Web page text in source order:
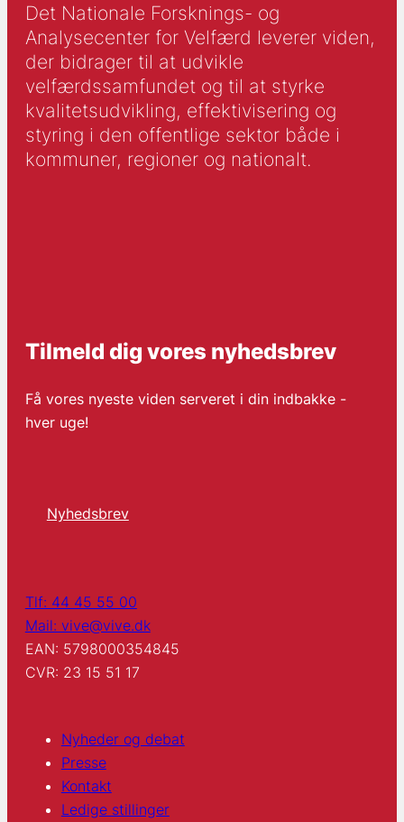
Det Nationale Forsknings- og
Analysecenter for Velfærd leverer viden,
der bidrager til at udvikle
velfærdssamfundet og til at styrke
kvalitetsudvikling, effektivisering og
styring i den offentlige sektor både i
kommuner, regioner og nationalt.
Tilmeld dig vores nyhedsbrev
Få vores nyeste viden serveret i din indbakke -
hver uge!
Nyhedsbrev
Tlf: 44 45 55 00
Mail: vive@vive.dk
EAN: 5798000354845
CVR: 23 15 51 17
Nyheder og debat
Presse
Kontakt
Ledige stillinger